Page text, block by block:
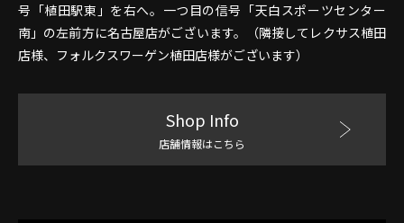
号「植田駅東」を右へ。一つ目の信号「天白スポーツセンター
南」の左前方に名古屋店がございます。（隣接してレクサス植田
店様、フォルクスワーゲン植田店様がございます）
Shop Info
店舗情報はこちら